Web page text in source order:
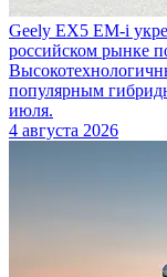
Geely EX5 EM-i
российском рынке
популярным
июля.
4 августа 2026